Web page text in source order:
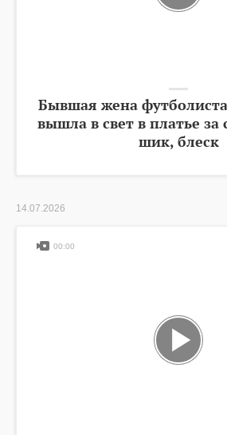
Бывшая жена
вышла в свет в платье за
шик, блеск
14.07.2026
00:00